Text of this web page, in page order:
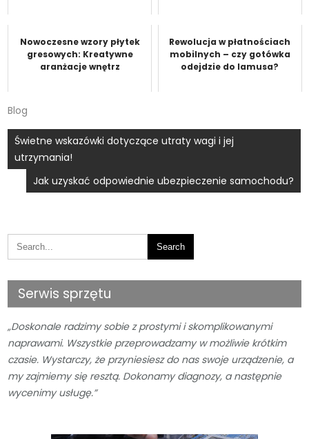
Nowoczesne wzory płytek
gresowych: Kreatywne
aranżacje wnętrz
Rewolucja w płatnościach
mobilnych – czy gotówka
odejdzie do lamusa?
Blog
Nawigacja
wpisu
Świetne wskazówki dotyczące utraty wagi i jej
utrzymania!
Jak uzyskać odpowiednie ubezpieczenie samochodu?
Serwis sprzętu
„Doskonale radzimy sobie z prostymi i skomplikowanymi
naprawami. Wszystkie przeprowadzamy w możliwie krótkim
czasie. Wystarczy, że przyniesiesz do nas swoje urządzenie, a
my zajmiemy się resztą. Dokonamy diagnozy, a następnie
wycenimy usługę.”